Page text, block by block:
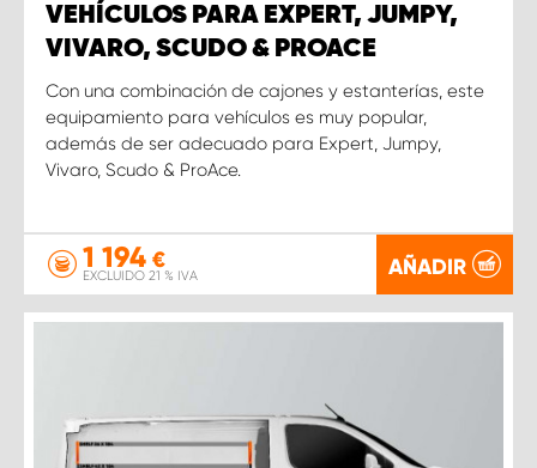
VEHÍCULOS PARA EXPERT, JUMPY,
VIVARO, SCUDO & PROACE
Con una combinación de cajones y estanterías, este
equipamiento para vehículos es muy popular,
además de ser adecuado para Expert, Jumpy,
Vivaro, Scudo & ProAce.
1 194 €
EXCLUIDO 21 % IVA AÑADIR